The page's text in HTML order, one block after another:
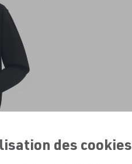
CAPUCHE
des cookies